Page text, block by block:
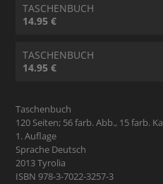
TASCHENBUCH
14.95 €
TASCHENBUCH
14.95 €
Taschenbuch
120 Seiten; 56 farb. Abb., 15 farb.
1. Auflage
Sprache Deutsch
2013 Tyrolia
ISBN 978-3-7022-3257-3